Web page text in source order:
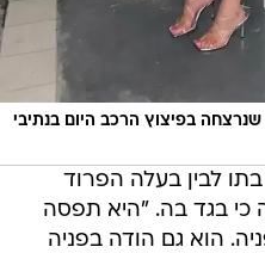
35 היא האישה שנרצחה בפיצוץ הרכב היום בנתיבי
לבין בעלה הפרוד
כי בגד בה. "היא תפסה
הוא גם הודה בפניה